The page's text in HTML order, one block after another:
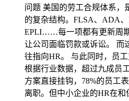
问题 美国的劳工合规体系，
的复杂结构。FLSA、ADA
EPLI……每一项都有更新周
让公司面临罚款或诉讼。 而
往指向HR。 与此同时，员
根据行业数据，超过九成员
方案直接挂钩，78%的员工
离职。但中小企业的HR在